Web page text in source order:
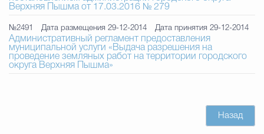
Верхняя Пышма от 17.03.2016 № 279
№2491 Дата размещения 29-12-2014 Дата принятия 29-12-2014
Административный регламент предоставления
муниципальной услуги «Выдача разрешения на
проведение земляных работ на территории городского
округа Верхняя Пышма»
Назад